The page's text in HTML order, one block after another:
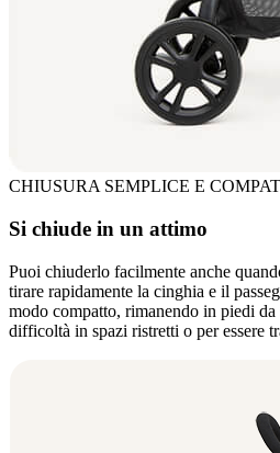
CHIUSURA SEMPLICE E
Si chiude in un attimo
Puoi chiuderlo facilmente anche
tirare rapidamente la cinghia e il
modo compatto, rimanendo in piedi da
difficoltà in spazi ristretti o per essere